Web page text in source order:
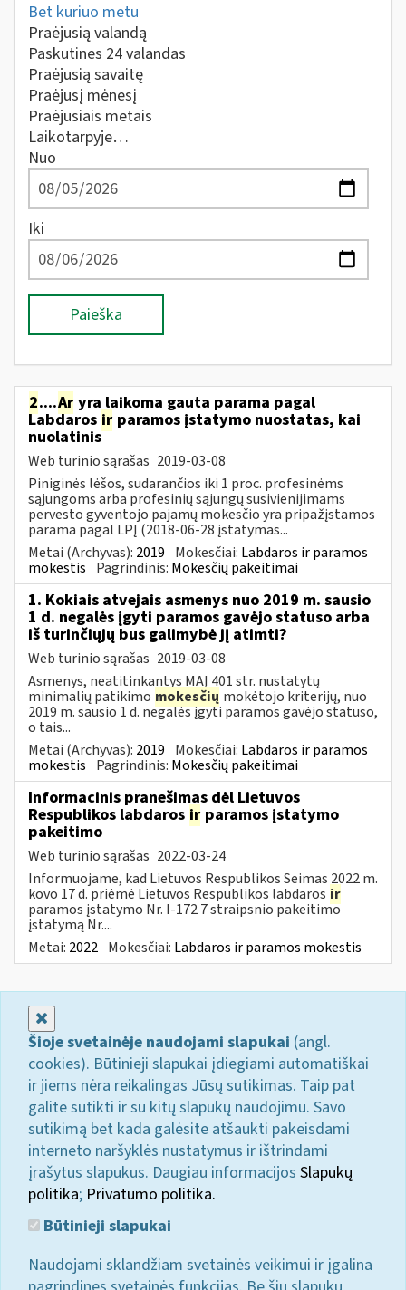
Bet kuriuo metu
Praėjusią valandą
Paskutines 24 valandas
Praėjusią savaitę
Praėjusį mėnesį
Praėjusiais metais
Laikotarpyje…
Nuo
Iki
Paieška
2....Ar yra laikoma gauta parama pagal
Labdaros ir paramos įstatymo nuostatas, kai
nuolatinis
Web turinio sąrašas 2019-03-08
Piniginės lėšos, sudarančios iki 1 proc. profesinėms
sąjungoms arba profesinių sąjungų susivienijimams
pervesto gyventojo pajamų mokesčio yra pripažįstamos
parama pagal LPĮ (2018-06-28 įstatymas...
Metai (Archyvas): 2019 Mokesčiai: Labdaros ir paramos
mokestis Pagrindinis: Mokesčių pakeitimai
1. Kokiais atvejais asmenys nuo 2019 m. sausio
1 d. negalės įgyti paramos gavėjo statuso arba
iš turinčiųjų bus galimybė jį atimti?
Web turinio sąrašas 2019-03-08
Asmenys, neatitinkantys MAĮ 401 str. nustatytų
minimalių patikimo mokesčių mokėtojo kriterijų, nuo
2019 m. sausio 1 d. negalės įgyti paramos gavėjo statuso,
o tais...
Metai (Archyvas): 2019 Mokesčiai: Labdaros ir paramos
mokestis Pagrindinis: Mokesčių pakeitimai
Informacinis pranešimas dėl Lietuvos
Respublikos labdaros ir paramos įstatymo
pakeitimo
Web turinio sąrašas 2022-03-24
Informuojame, kad Lietuvos Respublikos Seimas 2022 m.
kovo 17 d. priėmė Lietuvos Respublikos labdaros ir
paramos įstatymo Nr. I-172 7 straipsnio pakeitimo
įstatymą Nr....
Metai: 2022 Mokesčiai: Labdaros ir paramos mokestis
Šioje svetainėje naudojami slapukai (angl.
cookies). Būtinieji slapukai įdiegiami automatiškai
ir jiems nėra reikalingas Jūsų sutikimas. Taip pat
galite sutikti ir su kitų slapukų naudojimu. Savo
sutikimą bet kada galėsite atšaukti pakeisdami
interneto naršyklės nustatymus ir ištrindami
įrašytus slapukus. Daugiau informacijos Slapukų
politika; Privatumo politika.
Būtinieji slapukai
Naudojami sklandžiam svetainės veikimui ir įgalina